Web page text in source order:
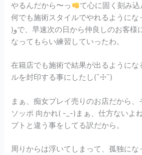
やるんだから〜っ
て心に固く刻み
)وで、早速次の日から仲良しのお客様に頼み込み、モデルに
なってもらい練習していったわ。
在籍店でも施術で結果が出るようにな
ルを封印する事にしたし(¯☩¯)
まぁ、痴女プレイ売りのお店だから
ソッポ 向かれ( -_-)まぁ、仕方ないよ
プトと違う事をしてる訳だから。
周りからは浮いてしまって、孤独にな